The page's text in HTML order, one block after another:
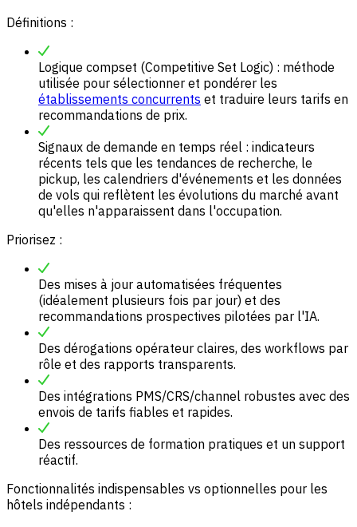
Définitions :
Logique compset (Competitive Set Logic) : méthode
utilisée pour sélectionner et pondérer les
établissements concurrents et traduire leurs tarifs en
recommandations de prix.
Signaux de demande en temps réel : indicateurs
récents tels que les tendances de recherche, le
pickup, les calendriers d'événements et les données
de vols qui reflètent les évolutions du marché avant
qu'elles n'apparaissent dans l'occupation.
Priorisez :
Des mises à jour automatisées fréquentes
(idéalement plusieurs fois par jour) et des
recommandations prospectives pilotées par l'IA.
Des dérogations opérateur claires, des workflows par
rôle et des rapports transparents.
Des intégrations PMS/CRS/channel robustes avec des
envois de tarifs fiables et rapides.
Des ressources de formation pratiques et un support
réactif.
Fonctionnalités indispensables vs optionnelles pour les
hôtels indépendants :